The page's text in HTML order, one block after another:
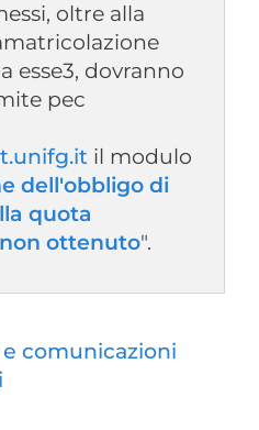
oltre alla
esse3, dovranno
pec
il modulo
dell'obbligo di
quota
ottenuto".
comunicazioni